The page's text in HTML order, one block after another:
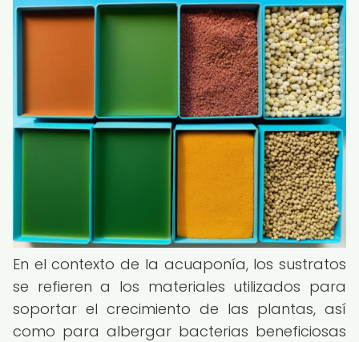
En el contexto de la acuaponía, los sustratos
se refieren a los materiales utilizados para
soportar el crecimiento de las plantas, así
como para albergar bacterias beneficiosas